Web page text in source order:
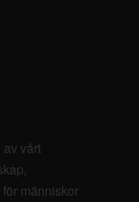
vårt
människor